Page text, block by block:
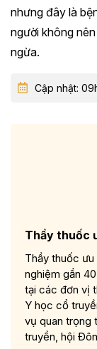
nhưng đây là
người không
ngừa.
Cập nhật:
Thầy thuốc
Thầy thuốc
nghiệm gần
tại các đơn vị
Y học cổ
vụ quan trọng
truyền, hội